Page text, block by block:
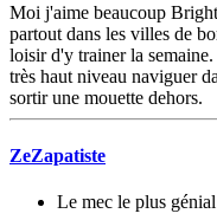
Moi j'aime beaucoup
partout dans les villes de
loisir d'y trainer la
très haut niveau naviguer
sortir une mouette dehors.
ZeZapatiste
Le mec le plus